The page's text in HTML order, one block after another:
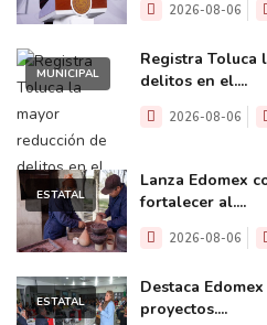
2026-08-06
MUNICIPAL
Registra Toluca
delitos en el....
2026-08-06
ESTATAL
Lanza Edomex
fortalecer al....
2026-08-06
ESTATAL
Destaca
proyectos....